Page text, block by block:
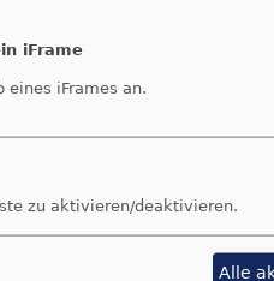
KB
der
der Kirchengemeinde
iFrame
iFrames an.
zu aktivieren/deaktivieren.
Alle